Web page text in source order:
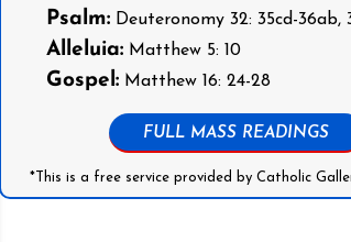
Psalm:Deuteronomy 32: 35cd-36ab,
Alleluia:Matthew 5: 10
Gospel:Matthew 16: 24-28
FULL MASS READINGS
*This is a free service provided by Catholic